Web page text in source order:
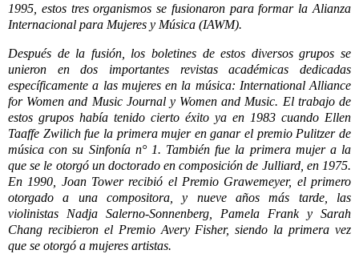
1995, estos tres organismos se fusionaron para formar la Alianza
Internacional para Mujeres y Música (IAWM).
Después de la fusión, los boletines de estos diversos grupos se
unieron en dos importantes revistas académicas dedicadas
específicamente a las mujeres en la música: International Alliance
for Women and Music Journal y Women and Music. El trabajo de
estos grupos había tenido cierto éxito ya en 1983 cuando Ellen
Taaffe Zwilich fue la primera mujer en ganar el premio Pulitzer de
música con su Sinfonía n° 1. También fue la primera mujer a la
que se le otorgó un doctorado en composición de Julliard, en 1975.
En 1990, Joan Tower recibió el Premio Grawemeyer, el primero
otorgado a una compositora, y nueve años más tarde, las
violinistas Nadja Salerno-Sonnenberg, Pamela Frank y Sarah
Chang recibieron el Premio Avery Fisher, siendo la primera vez
que se otorgó a mujeres artistas.